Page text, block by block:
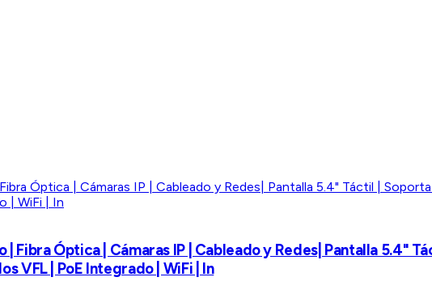
Fibra Óptica | Cámaras IP | Cableado y Redes| Pantalla 5.4"
VFL | PoE Integrado | WiFi | In